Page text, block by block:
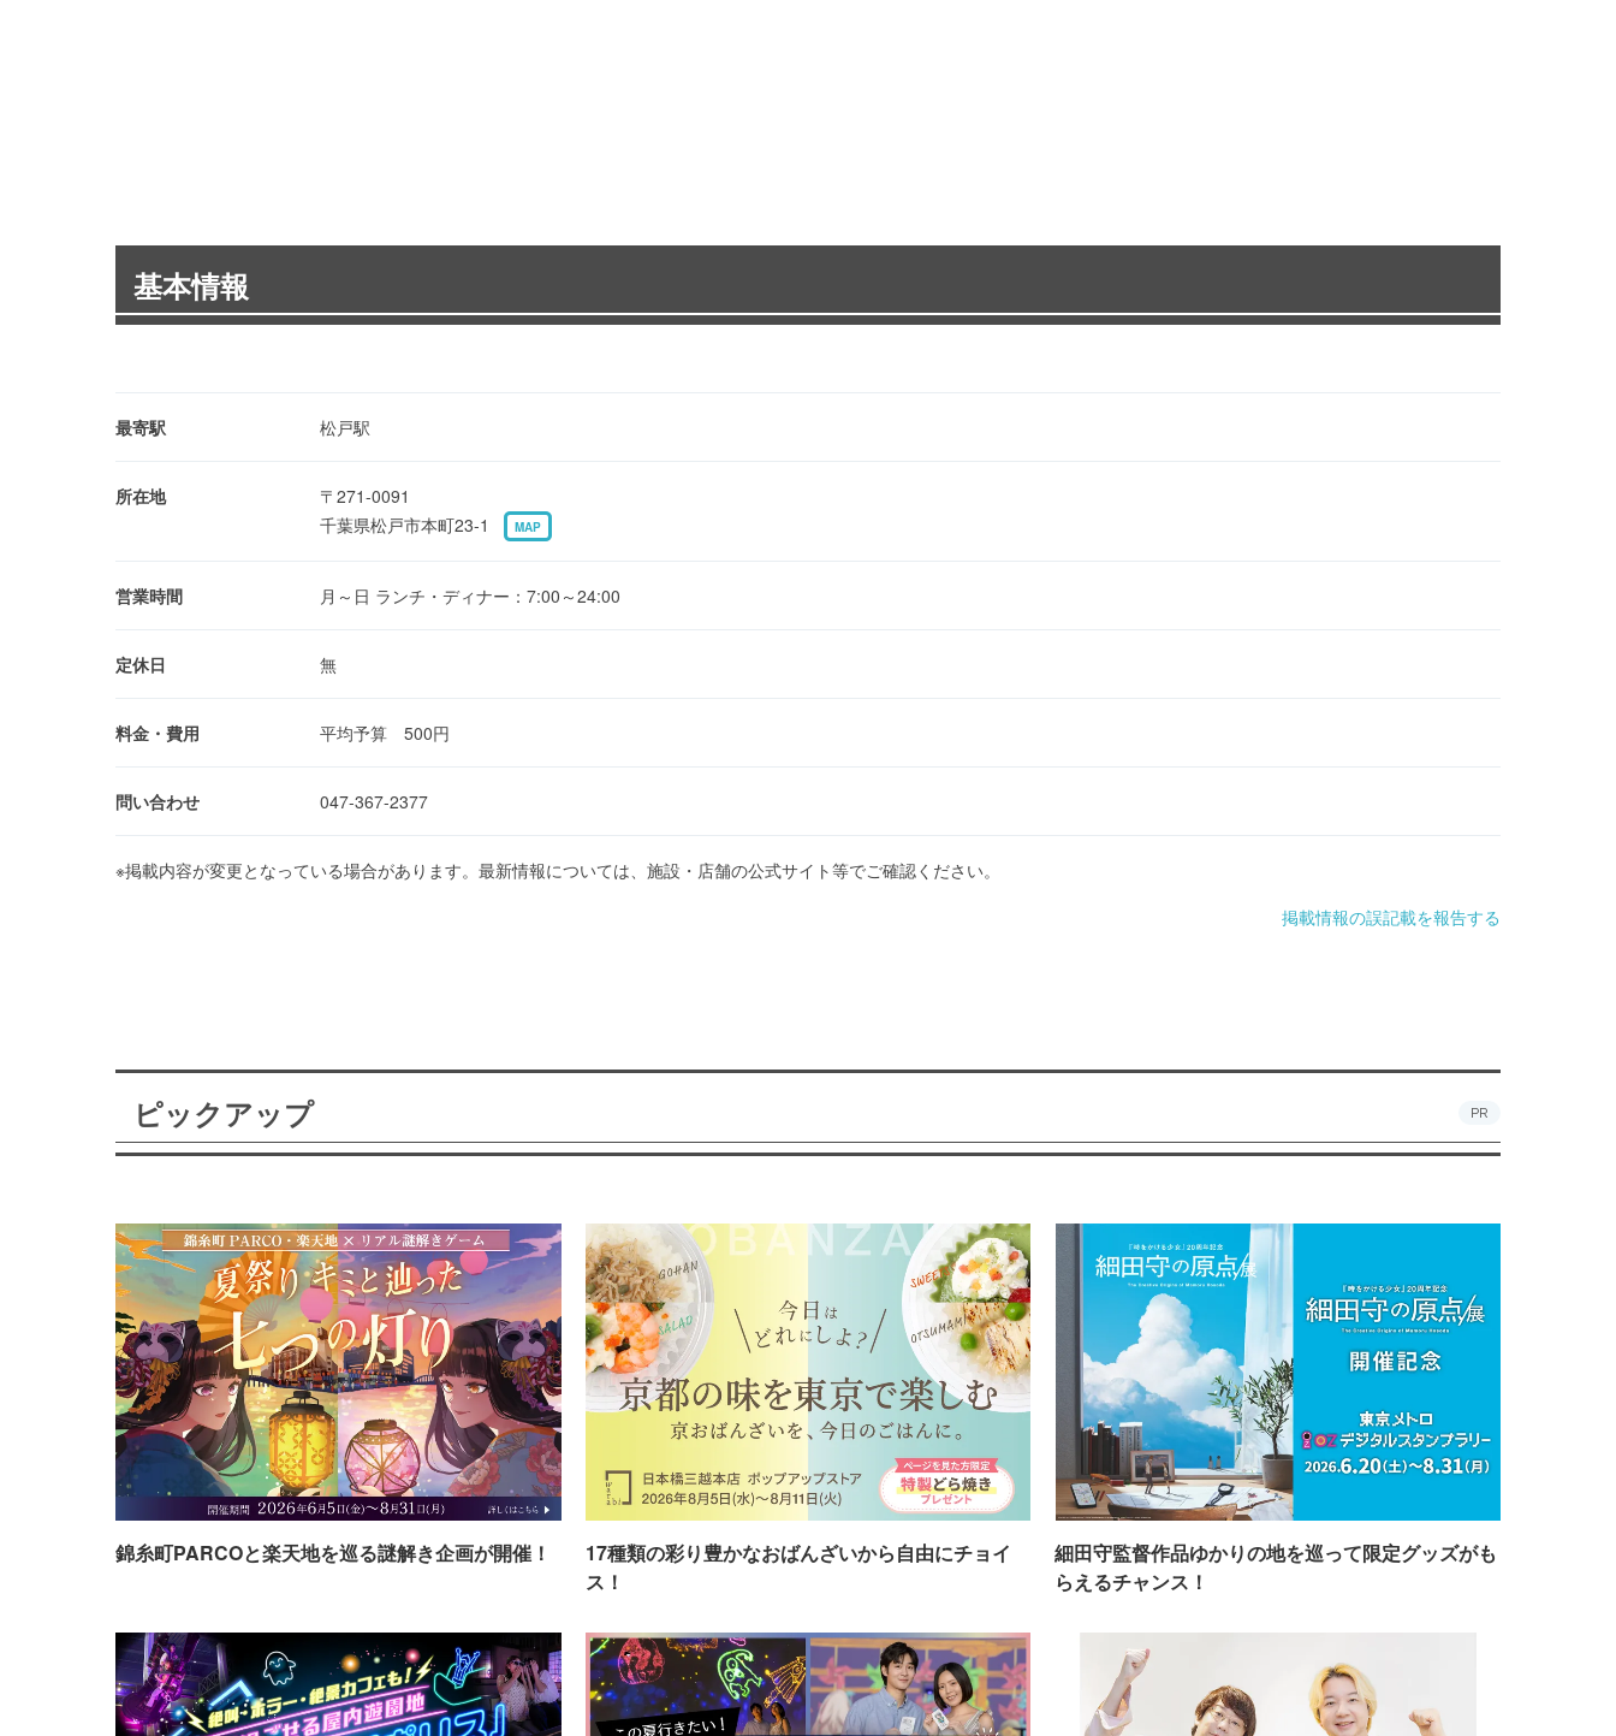
基本情報
最寄駅 松戸駅
所在地
〒271-0091
千葉県松戸市本町23-1
MAP
営業時間 月～日 ランチ・ディナー：7:00～24:00
定休日 無
料金・費用 平均予算 500円
問い合わせ 047-367-2377
※掲載内容が変更となっている場合があります。最新情報については、施設・店舗の公式サイト等でご確認ください。
掲載情報の誤記載を報告する
ピックアップ PR
錦糸町PARCOと楽天地を巡る謎解き企画が開催！
17種類の彩り豊かなおばんざいから自由にチョイ
ス！
細田守監督作品ゆかりの地を巡って限定グッズがも
らえるチャンス！